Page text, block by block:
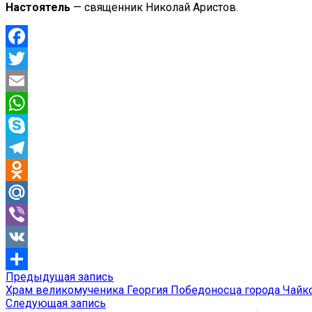
Настоятель — священник Николай Аристов.
Facebook
Twitter
Email
WhatsApp
Skype
Telegram
Odnoklassniki
Mail.Ru
Viber
VK
Отправить
Навигация
по
Предыдущая запись
запись:
Храм великомученика Георгия Победоносца города
Следующая запись